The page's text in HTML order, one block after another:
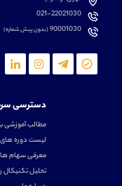
021-22021030
90001030(بدون پیش شماره)
دسترسی
مطالب آموزشی
لیست دوره
معرفی سهام ها
تحلیل تکنیکال